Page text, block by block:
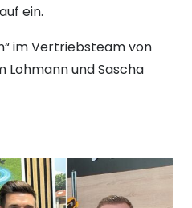
ein.
im Vertriebsteam von
Lohmann und Sascha